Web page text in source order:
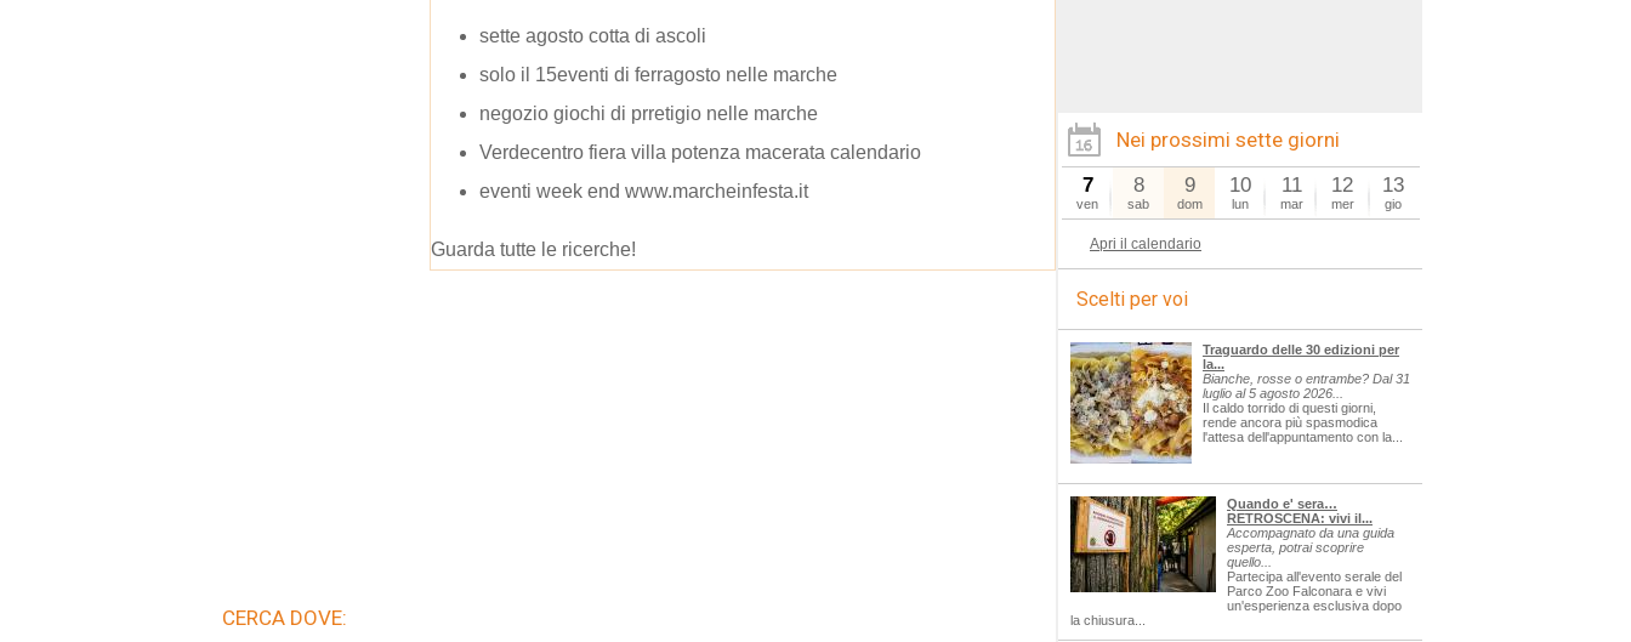
sette agosto cotta di ascoli
solo il 15eventi di ferragosto nelle marche
negozio giochi di prretigio nelle marche
Verdecentro fiera villa potenza macerata calendario
eventi week end www.marcheinfesta.it
Guarda tutte le ricerche!
CERCA DOVE:
Nei prossimi sette giorni
7
ven
8
sab
9
dom
10
lun
11
mar
12
mer
13
gio
Apri il calendario
Scelti per voi
Traguardo delle 30 edizioni per
la...
Bianche, rosse o entrambe? Dal 31
luglio al 5 agosto 2026...
Il caldo torrido di questi giorni,
rende ancora più spasmodica
l'attesa dell'appuntamento con la...
Quando e' sera…
RETROSCENA: vivi il...
Accompagnato da una guida
esperta, potrai scoprire
quello...
Partecipa all'evento serale del
Parco Zoo Falconara e vivi
un'esperienza esclusiva dopo
la chiusura...